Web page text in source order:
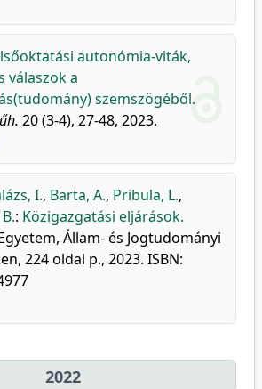
autonómia-viták,
válaszok a
szemszögéből.
20 (3-4), 27-48, 2023.
I., Barta, A., Pribula, L.,
: Közigazgatási eljárások.
Állam- és Jogtudományi
224 oldal p., 2023. ISBN:
2022